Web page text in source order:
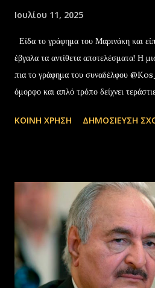
Ιουλίου 11, 2025
Είδα το γράφημα του Μαρινάκη και
έβγαλα τα αντίθετα αποτελέσματα! Η
πια το γράφημα του συναδέλφου
όμορφο και απλό τρόπο δείχνει
— Stefanos Tyros (@StefanosTyros)
ΚΟΙΝΉ ΧΡΉΣΗ ΔΗΜΟΣΊΕΥΣΗ